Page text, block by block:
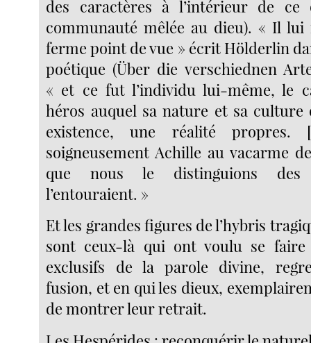
des caractères à l’intérieur de ce
communauté mêlée au dieu). « Il
ferme point de vue » écrit Hölderlin
poétique (Über die verschiednen
« et ce fut l’individu lui-même, le
héros auquel sa nature et sa
existence, une réalité
soigneusement Achille au vacarme
que nous le distinguions des
l’entouraient. »
Et les grandes figures de l’hybris
sont ceux-là qui ont voulu se faire
exclusifs de la parole divine,
fusion, et en qui les dieux,
de montrer leur retrait.